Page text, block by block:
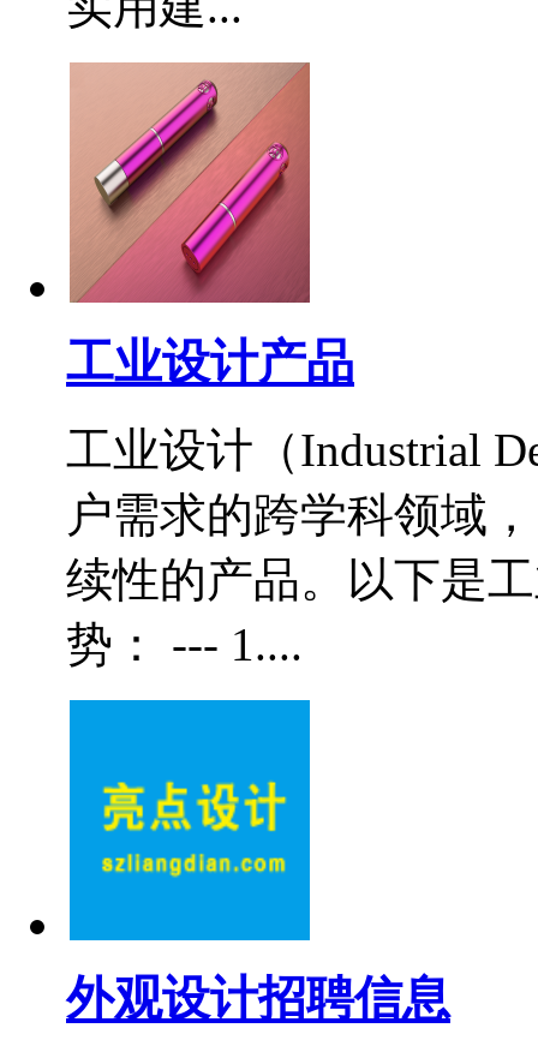
工业设计产品
工业设计（Industrial
户需求的跨学科领域
续性的产品。以下是
势： --- 1....
外观设计招聘信息